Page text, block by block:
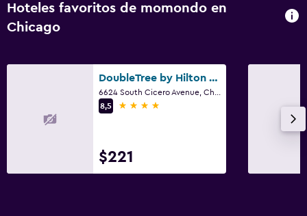
Hoteles favoritos de momondo en
Chicago
DoubleTree by Hilton Chicago Midway Airport
8,5
4 estrellas
$221